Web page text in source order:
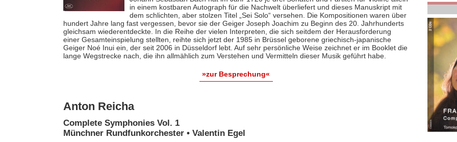
in einem kostbaren Autograph für die Nachwelt überliefert und dieses Manuskript mit
dem schlichten, aber stolzen Titel „Sei Solo“ versehen. Die Kompositionen waren über
hundert Jahre lang fast vergessen, bevor sie der Geiger Joseph Joachim zu Beginn des 20. Jahrhunderts
gleichsam wiederentdeckte. In die Reihe der vielen Interpreten, die sich seitdem der Herausforderung
einer Gesamteinspielung stellten, reihte sich jetzt der 1985 in Brüssel geborene griechisch-japanische
Geiger Noé Inui ein, der seit 2006 in Düsseldorf lebt. Auf sehr persönliche Weise zeichnet er im Booklet die
lange Wegstrecke nach, die ihn allmählich zum Verstehen und Vermitteln dieser Musik geführt habe.
»zur Besprechung«
Anton Reicha
Complete Symphonies Vol. 1
Münchner Rundfunkorchester • Valentin Egel